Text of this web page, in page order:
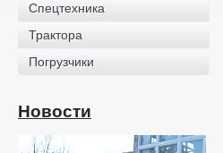
Спецтехника
Трактора
Погрузчики
Новости